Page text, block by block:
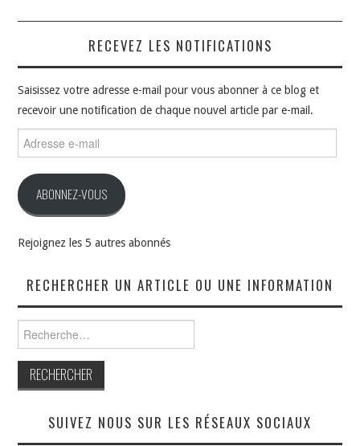
RECEVEZ LES NOTIFICATIONS
Saisissez votre adresse e-mail pour vous abonner à ce blog et
recevoir une notification de chaque nouvel article par e-mail.
e-
ABONNEZ-VOUS
Rejoignez les 5 autres abonnés
RECHERCHER UN ARTICLE OU UNE INFORMATION
SUIVEZ NOUS SUR LES RÉSEAUX SOCIAUX